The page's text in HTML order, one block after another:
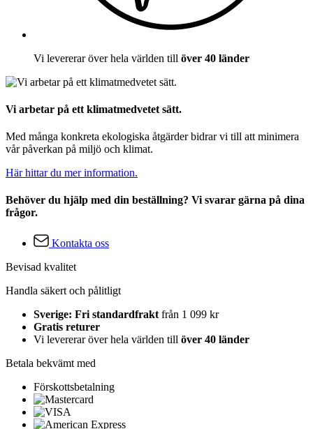
Vi levererar över hela världen till över 40 länder
Vi arbetar på ett klimatmedvetet sätt.
Med många konkreta ekologiska åtgärder bidrar vi till att minimera
vår påverkan på miljö och klimat.
Här hittar du mer information.
Behöver du hjälp med din beställning? Vi svarar gärna på dina
frågor.
Kontakta oss
Bevisad kvalitet
Handla säkert och pålitligt
Sverige: Fri standardfrakt från 1 099 kr
Gratis returer
Vi levererar över hela världen till över 40 länder
Betala bekvämt med
Förskottsbetalning